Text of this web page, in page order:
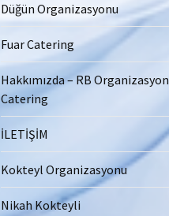
Düğün Organizasyonu
Fuar Catering
Hakkımızda – RB Organizasyon
Catering
İLETİŞİM
Kokteyl Organizasyonu
Nikah Kokteyli